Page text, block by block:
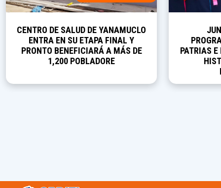
CENTRO DE SALUD DE YANAMUCLO
ENTRA EN SU ETAPA FINAL Y
PRONTO BENEFICIARÁ A MÁS DE
1,200 POBLADORE
PATRIAS